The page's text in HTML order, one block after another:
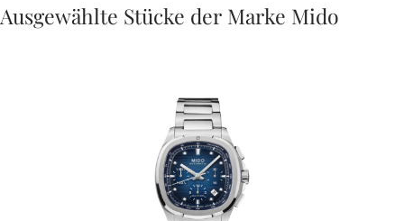
Ausgewählte Stücke der Marke Mido